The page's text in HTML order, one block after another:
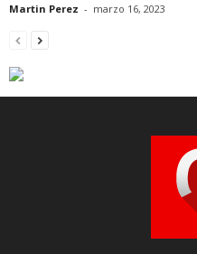
Martin Perez - marzo 16, 2023